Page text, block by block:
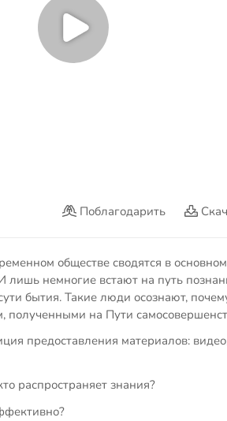
Поблагодарить
обществе сводятся в
лишь немногие встают на путь
бытия. Такие люди осознают,
полученными на Пути
предоставления материалов:
распространяет знания?